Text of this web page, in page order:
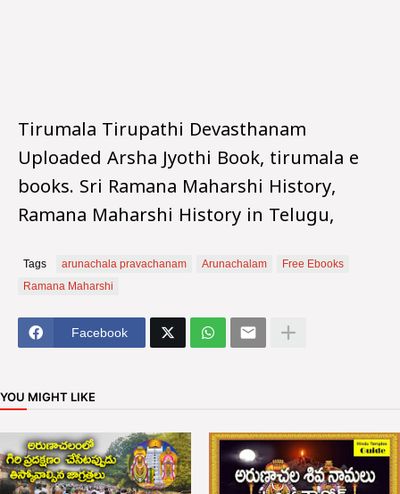
Tirumala Tirupathi Devasthanam
Uploaded Arsha Jyothi Book, tirumala e
books. Sri Ramana Maharshi History,
Ramana Maharshi History in Telugu,
Tags arunachala pravachanam Arunachalam
Free Ebooks
Ramana Maharshi
Facebook
YOU MIGHT LIKE